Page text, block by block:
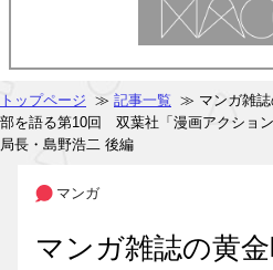
トップページ ≫ 記事一覧 ≫ マンガ雑
部を語る第10回 双葉社「漫画アクショ
局長・島野浩二 後編
マンガ
マンガ雑誌の黄